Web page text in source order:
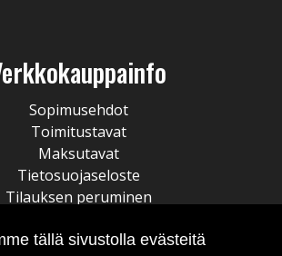
Sopimusehdot
Toimitustavat
Maksutavat
Tietosuojaseloste
Tilauksen peruminen
tällä sivustolla evästeitä